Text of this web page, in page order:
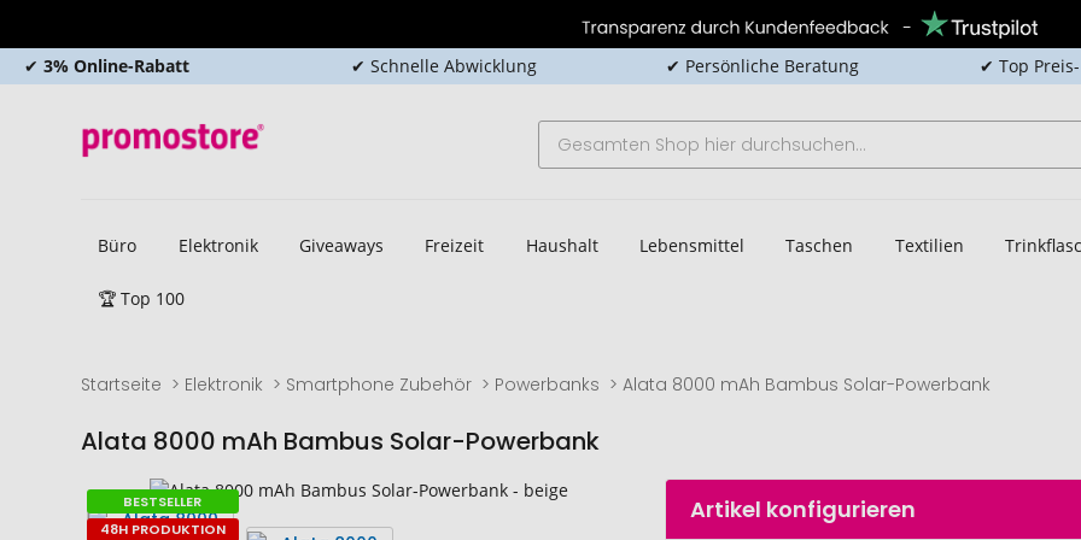
✔ 3% Online-Rabatt ✔ Schnelle Abwicklung ✔ Persönliche Beratung ✔ Top
Büro Elektronik Giveaways Freizeit Haushalt Lebensmittel Taschen Textilien
🏆 Top 100
Startseite Elektronik Smartphone Zubehör Powerbanks Alata 8000 mAh Bambus Solar-Powerbank
Alata 8000 mAh Bambus Solar-Powerbank
Zum
Ende
Zum
Anfang
BESTSELLER
48H PRODUKTION
Artikel konfigurieren